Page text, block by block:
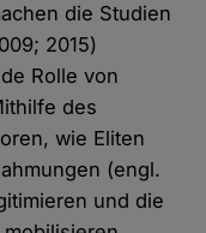
die Studien
2015)
Rolle von
des
wie Eliten
(engl.
und die